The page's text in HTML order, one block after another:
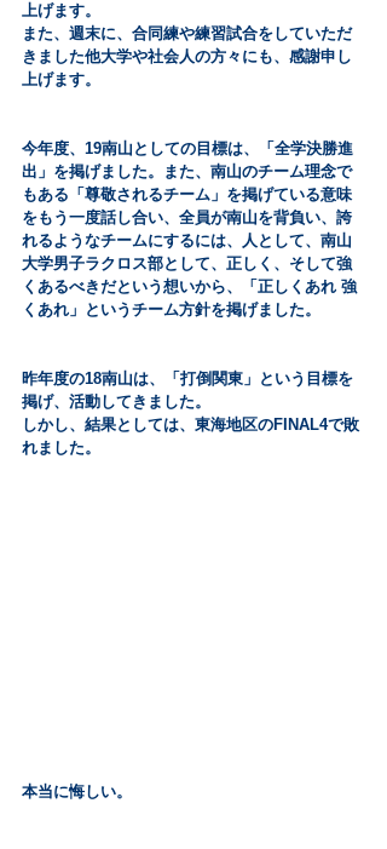
上げます。
また、週末に、合同練や練習試合をしていただ
きました他大学や社会人の方々にも、感謝申し
上げます。
今年度、19南山としての目標は、「全学決勝進
出」を掲げました。また、南山のチーム理念で
もある「尊敬されるチーム」を掲げている意味
をもう一度話し合い、全員が南山を背負い、誇
れるようなチームにするには、人として、南山
大学男子ラクロス部として、正しく、そして強
くあるべきだという想いから、「正しくあれ 強
くあれ」というチーム方針を掲げました。
昨年度の18南山は、「打倒関東」という目標を
掲げ、活動してきました。
しかし、結果としては、東海地区のFINAL4で敗
れました。
本当に悔しい。